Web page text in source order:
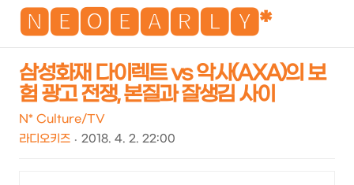
🅽🅴🅾🅴🅰🆁🅻🆈*
삼성화재 다이렉트 vs 악사(AXA)의 보
험 광고 전쟁, 본질과 잘생김 사이
N* Culture/TV
라디오키즈
2018. 4. 2. 22:00